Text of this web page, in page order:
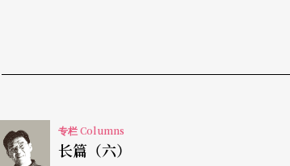
绪发生变化，更何况身体系统的姿势、动态
最可怕的是读剧会严重影响系统
安心，但是剧场本来就是充满危险未知的
不具备强大驾驭的能量，以碎嘴掩饰恐
专栏 Columns
长篇（六）